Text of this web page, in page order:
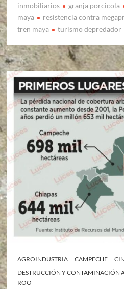
inmobiliarios
granja porcicola
maya
resistencia contra
tren maya
turismo depredador
AGROINDUSTRIA CAMPECHE
DESTRUCCIÓN Y CONTAMINACIÓN
ROO